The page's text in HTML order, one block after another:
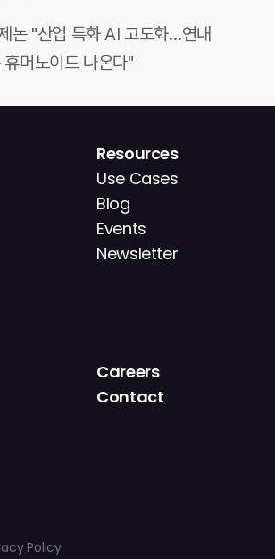
논 "산업 특화 AI 고도화…연내
머노이드 나온다"
Resources
Use Cases
Blog
Events
Newsletter
Careers
Contact
Policy